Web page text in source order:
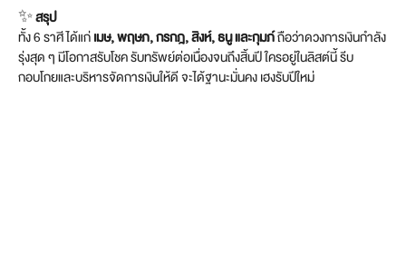
✨สรุป
ทั้ง 6 ราศี ได้แก่เมษ, พฤษภ, กรกฎ, สิงห์, ธนู และกุมภ์ถือว่าดวงการเงินกำลัง
รุ่งสุด ๆ มีโอกาสรับโชค รับทรัพย์ต่อเนื่องจนถึงสิ้นปี ใครอยู่ในลิสต์นี้ รีบ
กอบโกยและบริหารจัดการเงินให้ดี จะได้ฐานะมั่นคง เฮงรับปีใหม่